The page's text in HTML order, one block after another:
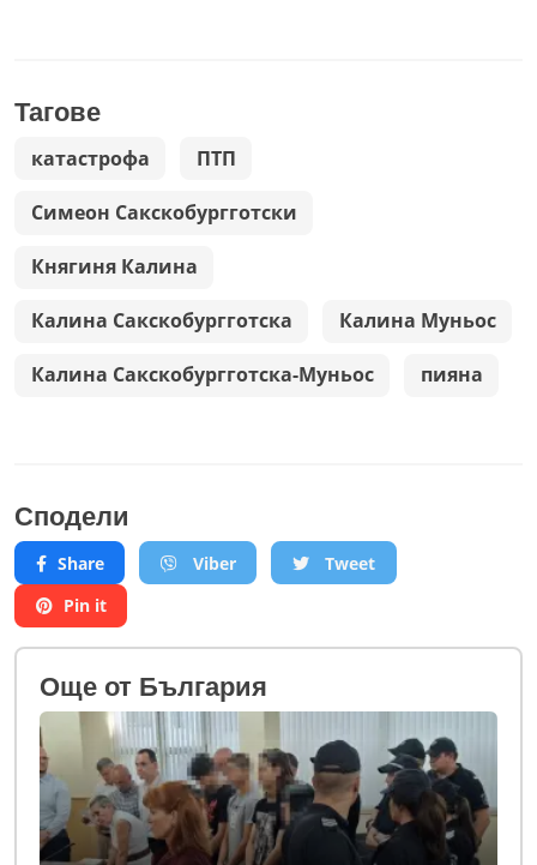
Тагове
катастрофа ПТП
Симеон Сакскобургготски
Княгиня Калина
Калина Сакскобургготска Калина Муньос
Калина Сакскобургготска-Муньос пияна
Сподели
Share Viber
Tweet
Pin it
Oще от България